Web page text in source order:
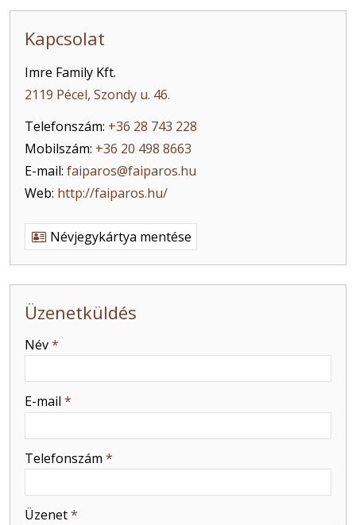
Kapcsolat
Imre Family Kft.
2119 Pécel, Szondy u. 46.
Telefonszám: +36 28 743 228
Mobilszám: +36 20 498 8663
E-mail: faiparos@faiparos.hu
Web: http://faiparos.hu/
Névjegykártya mentése
Üzenetküldés
-
Név*
E-mail *
Telefonszám *
Üzenet*